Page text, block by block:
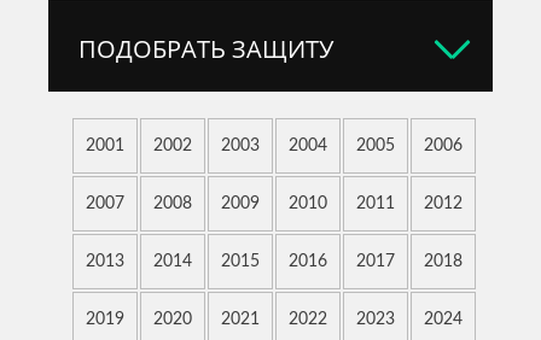
ПОДОБРАТЬ ЗАЩИТУ
2001 2002 2003 2004 2005 2006
2007 2008 2009 2010 2011 2012
2013 2014 2015 2016 2017 2018
2019 2020 2021 2022 2023 2024